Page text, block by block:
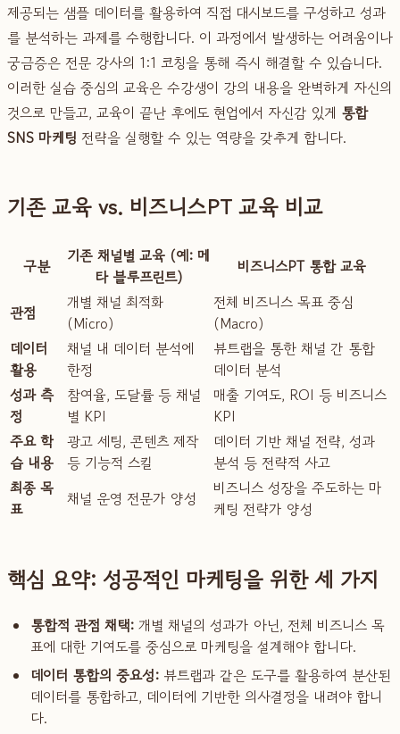
제공되는 샘플 데이터를 활용하여 직접 대시보드를 구성하고 성과
를 분석하는 과제를 수행합니다. 이 과정에서 발생하는 어려움이나
궁금증은 전문 강사의 1:1 코칭을 통해 즉시 해결할 수 있습니다.
이러한 실습 중심의 교육은 수강생이 강의 내용을 완벽하게 자신의
것으로 만들고, 교육이 끝난 후에도 현업에서 자신감 있게 통합
SNS 마케팅 전략을 실행할 수 있는 역량을 갖추게 합니다.
기존 교육 vs. 비즈니스PT 교육 비교
구분
기존 채널별 교육 (예: 메
타 블루프린트)
비즈니스PT 통합 교육
관점
개별 채널 최적화
(Micro)
전체 비즈니스 목표 중심
(Macro)
데이터
활용
채널 내 데이터 분석에
한정
뷰트랩을 통한 채널 간 통합
데이터 분석
성과 측
정
참여율, 도달률 등 채널
별 KPI
매출 기여도, ROI 등 비즈니스
KPI
주요 학
습 내용
광고 세팅, 콘텐츠 제작
등 기능적 스킬
데이터 기반 채널 전략, 성과
분석 등 전략적 사고
최종 목
표
채널 운영 전문가 양성
비즈니스 성장을 주도하는 마
케팅 전략가 양성
핵심 요약: 성공적인 마케팅을 위한 세 가지
통합적 관점 채택: 개별 채널의 성과가 아닌, 전체 비즈니스 목
표에 대한 기여도를 중심으로 마케팅을 설계해야 합니다.
데이터 통합의 중요성: 뷰트랩과 같은 도구를 활용하여 분산된
데이터를 통합하고, 데이터에 기반한 의사결정을 내려야 합니
다.